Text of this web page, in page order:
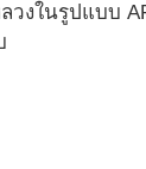
งในรูปแบบ